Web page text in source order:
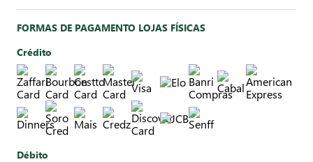
FORMAS DE PAGAMENTO LOJAS FÍSICAS
Crédito
Débito